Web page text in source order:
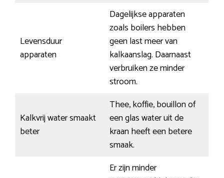
Levensduur
apparaten
Dagelijkse apparaten
zoals boilers hebben
geen last meer van
kalkaanslag. Daarnaast
verbruiken ze minder
stroom.
Kalkvrij water smaakt
beter
Thee, koffie, bouillon of
een glas water uit de
kraan heeft een betere
smaak.
Er zijn minder